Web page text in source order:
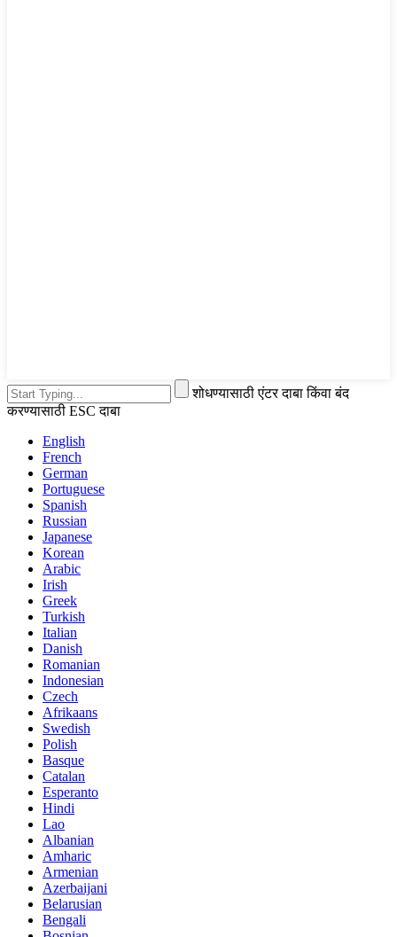
शोधण्यासाठी एंटर दाबा किंवा बंद
करण्यासाठी ESC दाबा
English
French
German
Portuguese
Spanish
Russian
Japanese
Korean
Arabic
Irish
Greek
Turkish
Italian
Danish
Romanian
Indonesian
Czech
Afrikaans
Swedish
Polish
Basque
Catalan
Esperanto
Hindi
Lao
Albanian
Amharic
Armenian
Azerbaijani
Belarusian
Bengali